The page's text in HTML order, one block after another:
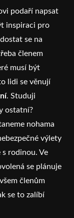
podaří napsat
inspiraci pro
se na
členem
musí být
lidi se věnují
. Studuji
ostatní?
nohama
výlety
s rodinou. Ve
se plánuje
členům
se to zalíbí